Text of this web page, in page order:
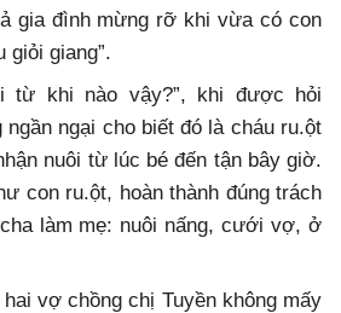
gia đình mừng rỡ khi vừa có con
giỏi giang”.
từ khi nào vậy?”, khi được hỏi
ngại cho biết đó là cháu ru.ột
nuôi từ lúc bé đến tận bây giờ.
con ru.ột, hoàn thành đúng trách
làm mẹ: nuôi nấng, cưới vợ, ở
vợ chồng chị Tuyền không mấy